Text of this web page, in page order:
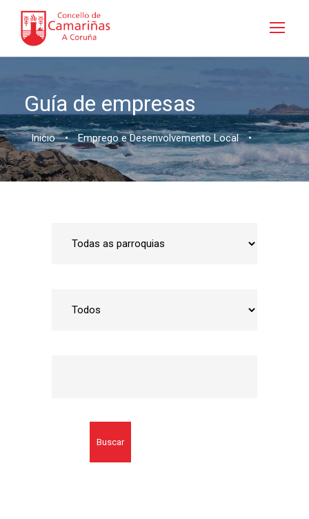
Guía de empresas
Inicio • Emprego e Desenvolvemento Local •
Buscar